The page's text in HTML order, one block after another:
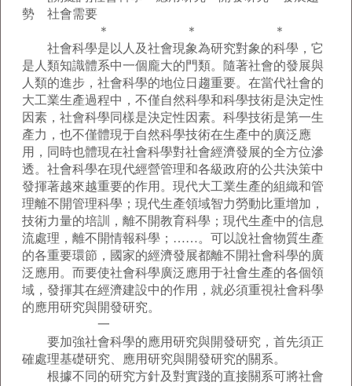
勢 社會需要
＊ ＊ ＊
社會科學是以人及社會現象為研究對象的科學，它
是人類知識體系中一個龐大的門類。隨著社會的發展與
人類的進步，社會科學的地位日趨重要。在當代社會的
大工業生產過程中，不僅自然科學和科學技術是決定性
因素，社會科學同樣是決定性因素。科學技術是第一生
產力，也不僅體現于自然科學技術在生產中的廣泛應
用，同時也體現在社會科學對社會經濟發展的全方位滲
透。社會科學在現代經營管理和各級政府的公共決策中
發揮著越來越重要的作用。現代大工業生產的組織和管
理離不開管理科學；現代生產領域智力勞動比重增加，
技術力量的培訓，離不開教育科學；現代生產中的信息
流處理，離不開情報科學；……。可以說社會物質生產
的各重要環節，國家的經濟發展都離不開社會科學的廣
泛應用。而要使社會科學廣泛應用于社會生產的各個領
域，發揮其在經濟建設中的作用，就必須重視社會科學
的應用研究與開發研究。
一
要加強社會科學的應用研究與開發研究，首先須正
確處理基礎研究、應用研究與開發研究的關系。
根據不同的研究方針及對實踐的直接關系可將社會